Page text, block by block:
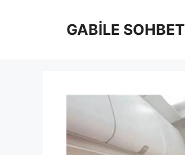
GABİLE SOHBET